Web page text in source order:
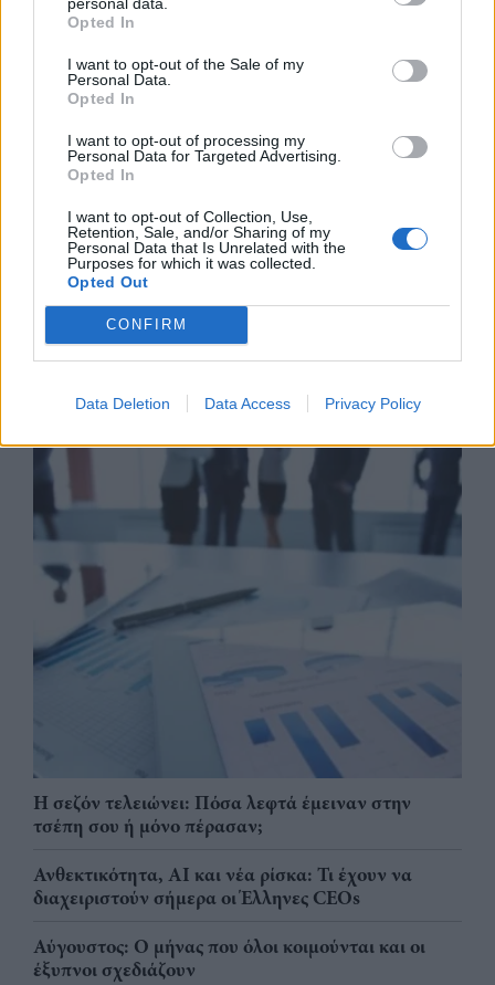
Opted In
I want to opt-out of the Sale of my
Personal Data.
Opted In
I want to opt-out of processing my
Personal Data for Targeted Advertising.
Opted In
I want to opt-out of Collection, Use,
Retention, Sale, and/or Sharing of my
Personal Data that Is Unrelated with the
Purposes for which it was collected.
Opted Out
CONFIRM
Data Deletion Data Access Privacy Policy
χρηματοδότηση με αποτίμηση
€20 δισ.
Business Know-how
Η σεζόν τελειώνει: Πόσα λεφτά έμειναν στην
τσέπη σου ή μόνο πέρασαν;
Ανθεκτικότητα, AI και νέα ρίσκα: Τι έχουν να
διαχειριστούν σήμερα οι Έλληνες CEOs
Αύγουστος: Ο μήνας που όλοι κοιμούνται και οι
έξυπνοι σχεδιάζουν